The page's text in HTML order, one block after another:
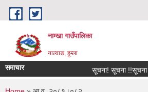
Skip to main content
नाम्खा गाउँपालिका
याल्वाङ, हुम्ला
समाचार सूचना! सूचना !!सूचना !!!